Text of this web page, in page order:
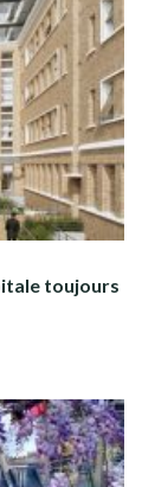
toujours